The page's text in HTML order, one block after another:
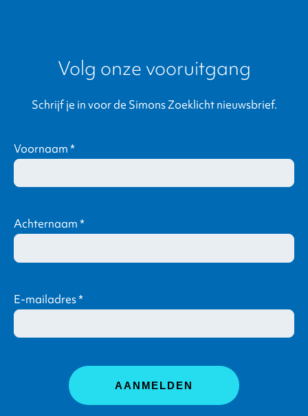
Volg onze vooruitgang
Schrijf je in voor de Simons Zoeklicht nieuwsbrief.
Voornaam*
Achternaam*
E-mailadres*